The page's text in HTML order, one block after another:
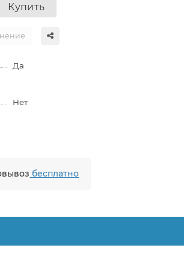
Купить
Да
Нет
бесплатно